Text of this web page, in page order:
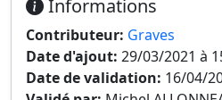
Informations
Contributeur: Graves
Date d'ajout: 29/03/2021 à
Date de validation: 16/04/